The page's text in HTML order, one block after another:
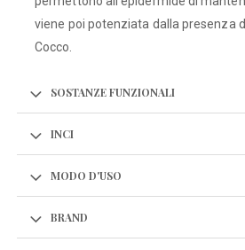
viene poi potenziata dalla presenza
Cocco.
SOSTANZE FUNZIONALI
INCI
MODO D'USO
BRAND